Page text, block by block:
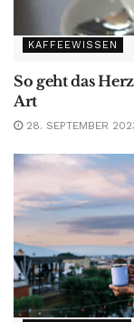
KAFFEEWISSEN
So geht das
Art
28. SEPTEMBER